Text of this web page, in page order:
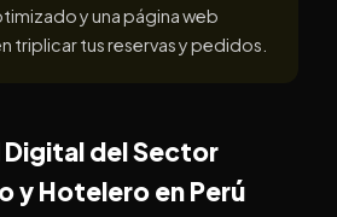
y una página web
triplicar tus reservas y pedidos.
Digital del Sector
y Hotelero en Perú